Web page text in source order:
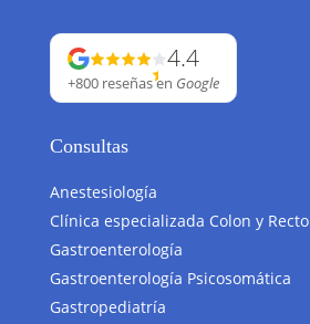
4.4
+800 reseñasen Google
Consultas
Anestesiología
Clínica especializada Colon y Recto
Gastroenterología
Gastroenterología Psicosomática
Gastropediatría